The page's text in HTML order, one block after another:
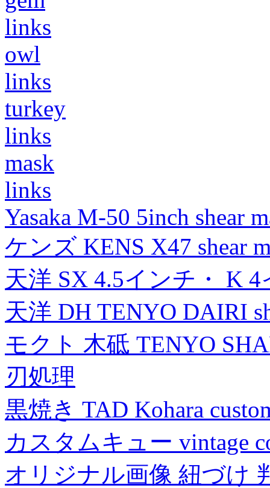
links
owl
links
turkey
links
mask
links
Yasaka M-50 5inch shear
ケンズ KENS X47 shear
天洋 SX 4.5インチ・ K
天洋 DH TENYO DAIRI
モクト 木砥 TENYO
刃処理
黒焼き TAD Kohara
カスタムキュー vintage
オリジナル画像 紐づけ